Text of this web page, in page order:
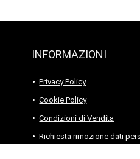
INFORMAZIONI
Privacy Policy
Cookie Policy
Condizioni di Vendita
Richiesta rimozione dati